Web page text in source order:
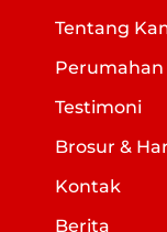
Tentang
Perumahan
Testimoni
Brosur &
Kontak
Berita